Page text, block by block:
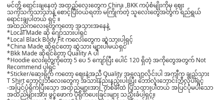
မင်တို့ ရောင်းချနေတဲ့ အထည်လေးတွေက China ,BKK ကပုံစံမျိုးကိုမှ ဈေး
သက်သက်သာသာနဲ့ စောင့်ပြီးဝယ်ရတာ မကြိုက်တဲ့ သူလေးတွေအတွက် ရည်ရွယ်
ရောင်းချပါတယ် ရှင့် ။
အထည်ကလေးတွေကတော့ အသားအနေနဲ့
*Local Made ဆို ဂျော်သားပါရှင်
*Local Black Body Fit ကလေးတွေက ဆွဲသားပါရှင့်
*China Made ဆိုရင်တော့ ဆွဲသား များပါမယ်ရှင်
*Bkk Made ဆိုရင်တော့ Quality A ပါ
*Hoodie လေးတွေကိုတော့ 5 ပေ 5 ကျော်ပြီး ပေါင် 120 ရှိတဲ့ အကိုတွေအတွက် Not
Recommend ပါရှင်
*Sticker/ဆေးရိုက် ကတော့ ဈေးနဲ့အညီ Quality အလျော့လိုင်းပါ အကျီက ချည်သား
T Shirt ဘောင်းဘီလေးတွေက အသားနည်းနည်းပါးပြီး ဘောလုံးဘောင်းဘီလိုပါရှင့်
-အပြင်ပုံရိုက်ပြီးသော အထည်များအား တစ်ခါထဲ ပြသထားပါတယ် အပြင်ပုံမပါသော
အထည်များအား ဖွင့်ဖောက် ပုံရိုက်ပေးခြင်းများ သည်းခံပါရှင့်။